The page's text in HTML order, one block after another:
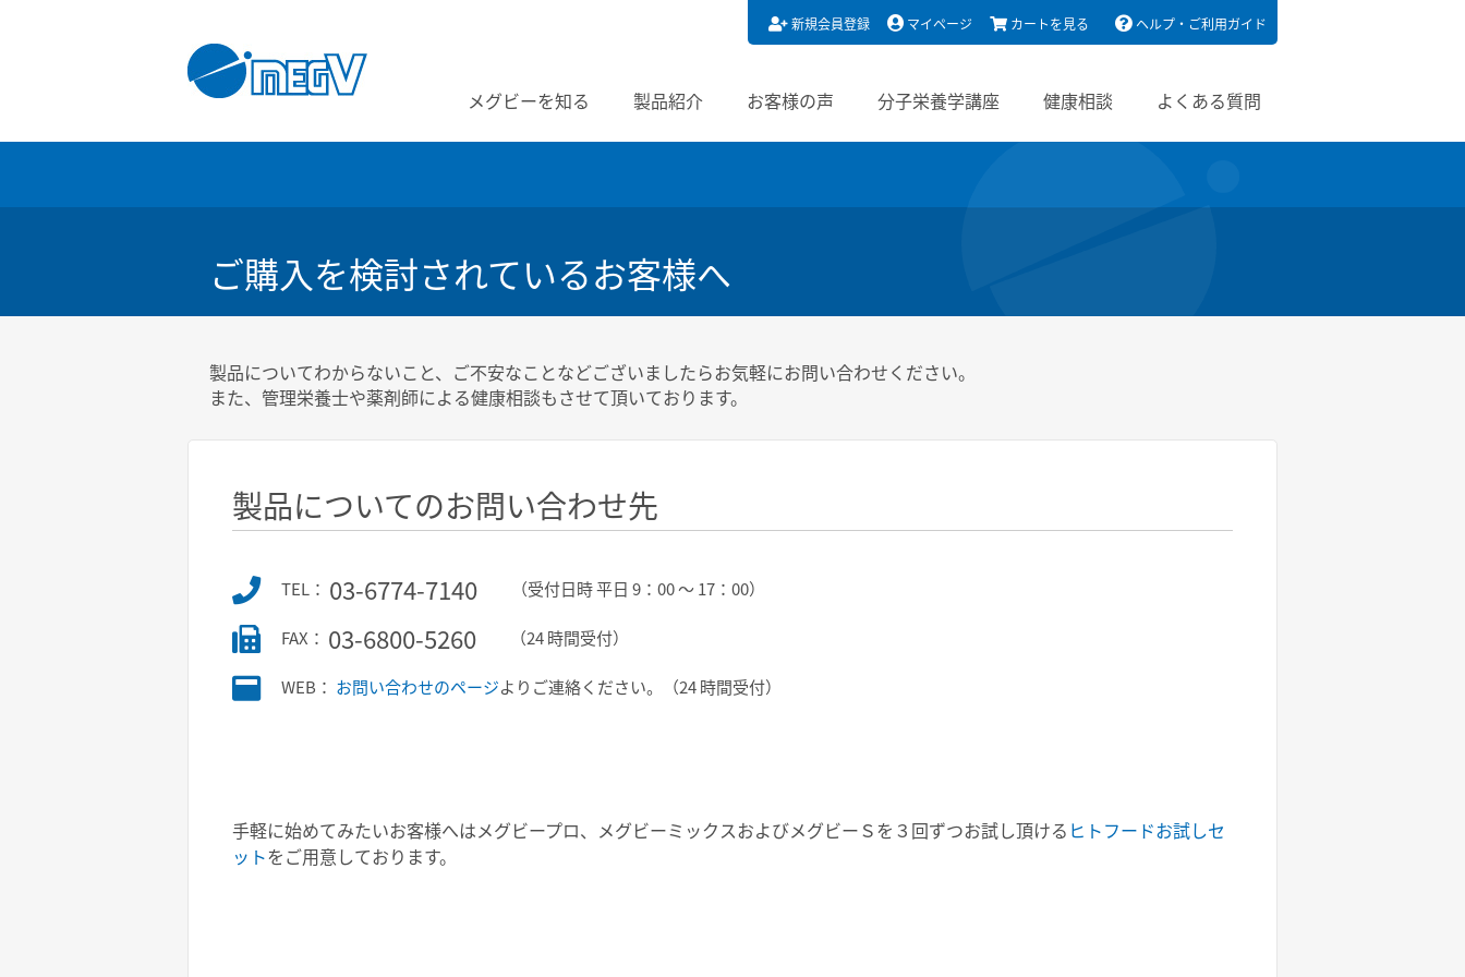
新規会員登録 マイページ カートを見る ヘルプ・ご利用ガイド
メグビーを知る 製品紹介 お客様の声 分子栄養学講座 健康相談 よくある質問
ご購入を検討されているお客様へ
製品についてわからないこと、ご不安なことなどございましたらお気軽にお問い合わせください。
また、管理栄養士や薬剤師による健康相談もさせて頂いております。
製品についてのお問い合わせ先
TEL： 03-6774-7140 （受付日時 平日 9：00 ～ 17：00）
FAX： 03-6800-5260 （24 時間受付）
WEB： お問い合わせのページよりご連絡ください。（24 時間受付）
手軽に始めてみたいお客様へはメグビープロ、メグビーミックスおよびメグビーＳを３回ずつお試し頂ける ヒトフードお試しセ
ットをご用意しております。